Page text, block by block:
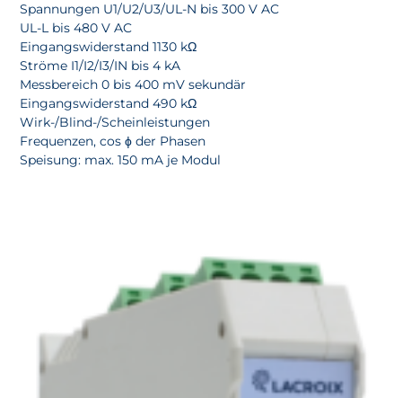
Spannungen U1/U2/U3/UL-N bis 300 V AC
UL-L bis 480 V AC
Eingangswiderstand 1130 kΩ
Ströme I1/I2/I3/IN bis 4 kA
Messbereich 0 bis 400 mV sekundär
Eingangswiderstand 490 kΩ
Wirk-/Blind-/Scheinleistungen
Frequenzen, cos ϕ der Phasen
Speisung: max. 150 mA je Modul